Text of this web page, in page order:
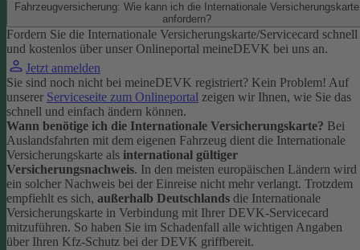
Fahrzeugversicherung: Wie kann ich die Internationale Versicherungskarte
anfordern?
Fordern Sie die Internationale Versicherungskarte/Servicecard schnell
und kostenlos über unser Onlineportal meineDEVK bei uns an.
Jetzt anmelden
Sie sind noch nicht bei meineDEVK registriert? Kein Problem! Auf
unserer Serviceseite zum Onlineportal zeigen wir Ihnen, wie Sie das
schnell und einfach ändern können.
Wann benötige ich die Internationale Versicherungskarte? Bei
Auslandsfahrten mit dem eigenen Fahrzeug dient die Internationale
Versicherungskarte als international gültiger
Versicherungsnachweis. In den meisten europäischen Ländern wird
ein solcher Nachweis bei der Einreise nicht mehr verlangt. Trotzdem
empfiehlt es sich, außerhalb Deutschlands die Internationale
Versicherungskarte in Verbindung mit Ihrer DEVK-Servicecard
mitzuführen. So haben Sie im Schadenfall alle wichtigen Angaben
über Ihren Kfz-Schutz bei der DEVK griffbereit.